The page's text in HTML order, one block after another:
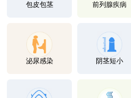
包皮包茎 前列腺疾病
泌尿感染 阴茎短小